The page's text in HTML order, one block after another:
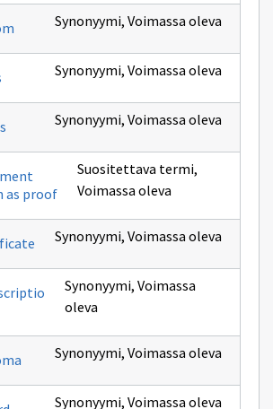
Synonyymi, Voimassa oleva
Synonyymi, Voimassa oleva
Synonyymi, Voimassa oleva
as proof
Suositettava termi,
Voimassa oleva
Synonyymi, Voimassa oleva
Synonyymi, Voimassa
oleva
Synonyymi, Voimassa oleva
Synonyymi, Voimassa oleva